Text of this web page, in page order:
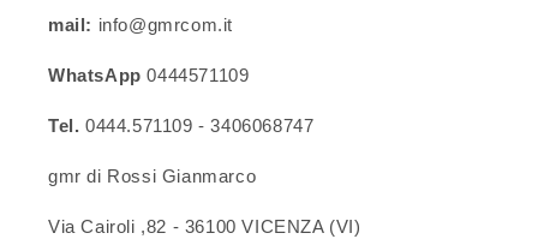
mail: info@gmrcom.it
WhatsApp0444571109
Tel. 0444.571109 - 3406068747
gmr di Rossi Gianmarco
Via Cairoli ,82 - 36100 VICENZA (VI)